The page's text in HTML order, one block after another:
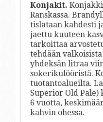
Konjakit.
Ranskassa.
tislataan kahdesti
jaettu kuuteen
tarkoittaa
tehdään
yhdeksän litraa
sokerikulööristä.
tuotantoalueilta.
Superior Old
6 vuotta,
kahvin ohessa.